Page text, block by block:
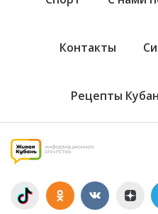
Контакты
Рецепты